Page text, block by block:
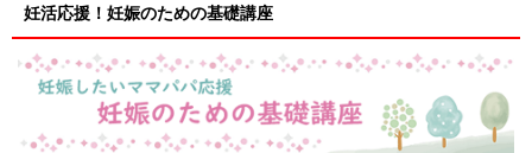
妊活応援！妊娠のための基礎講座